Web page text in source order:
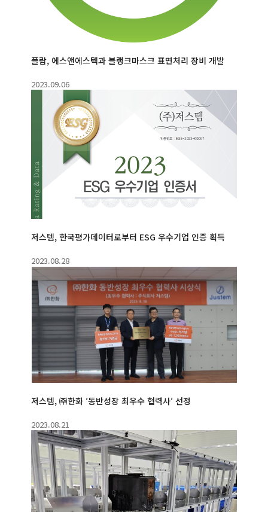
플람, 에스앤에스텍과 블랭크마스크 표면처리 장비 개발
2023.09.06
저스템, 한국평가데이터로부터 ESG 우수기업 인증 획득
2023.08.28
저스템, ㈜한화 ′동반성장 최우수 협력사′ 선정
2023.08.21